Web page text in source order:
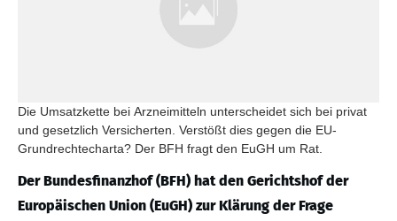
Die Umsatzkette bei Arzneimitteln unterscheidet sich bei privat
und gesetzlich Versicherten. Verstößt dies gegen die EU-
Grundrechtecharta? Der BFH fragt den EuGH um Rat.
Der Bundesfinanzhof (BFH) hat den Gerichtshof der
Europäischen Union (EuGH) zur Klärung der Frage